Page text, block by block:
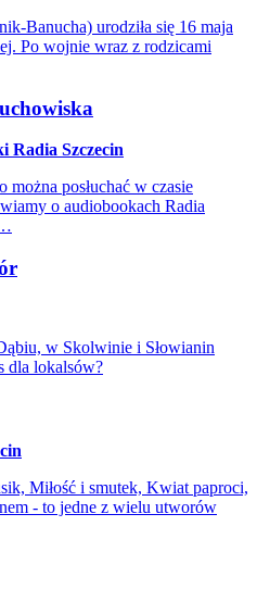
Banucha) urodziła się 16 maja
Po wojnie wraz z rodzicami
Radia Szczecin
posłuchać w czasie
o audiobookach Radia
w Skolwinie i Słowianin
dla lokalsów?
Miłość i smutek, Kwiat paproci,
- to jedne z wielu utworów